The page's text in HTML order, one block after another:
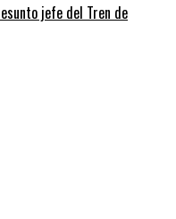
jefe del Tren de